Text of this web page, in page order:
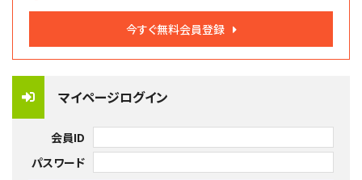
今すぐ無料会員登録
マイページログイン
会員ID
パスワード